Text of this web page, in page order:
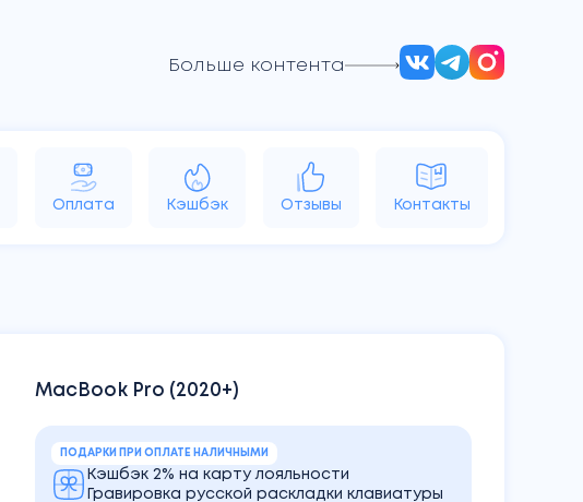
Больше контента
Оплата Кэшбэк Отзывы Контакты
HomePod Vision Аксессуары Яндекс
MacBook Pro (2020+)
ПОДАРКИ ПРИ ОПЛАТЕ НАЛИЧНЫМИ
Кэшбэк 2% на карту лояльности
Гравировка русской раскладки клавиатуры